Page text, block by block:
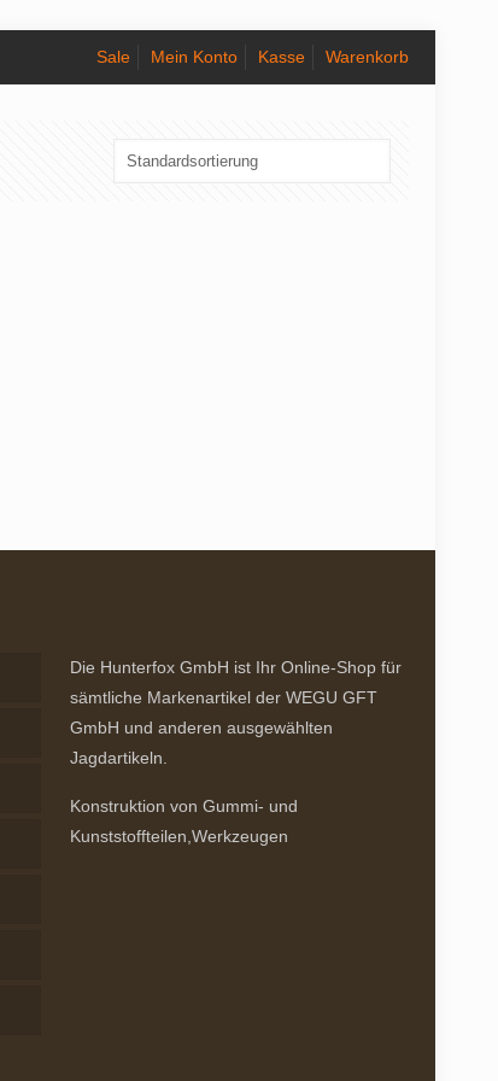
Sale Mein Konto Kasse Warenkorb
Die Hunterfox GmbH ist Ihr Online-Shop für
sämtliche Markenartikel der WEGU GFT
GmbH und anderen ausgewählten
Jagdartikeln.
Konstruktion von Gummi- und
Kunststoffteilen,Werkzeugen